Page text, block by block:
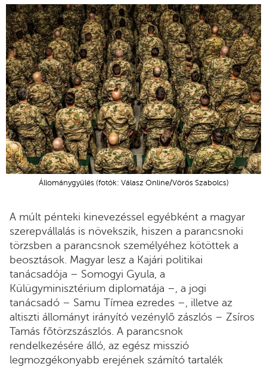
Állománygyűlés (fotók: Válasz Online/Vörös Szabolcs)
A múlt pénteki kinevezéssel egyébként a magyar
szerepvállalás is növekszik, hiszen a parancsnoki
törzsben a parancsnok személyéhez kötöttek a
beosztások. Magyar lesz a Kajári politikai
tanácsadója – Somogyi Gyula, a
Külügyminisztérium diplomatája –, a jogi
tanácsadó – Samu Tímea ezredes –, illetve az
altiszti állományt irányító vezénylő zászlós – Zsíros
Tamás főtörzszászlós. A parancsnok
rendelkezésére álló, az egész misszió
legmozgékonyabb erejének számító tartalék